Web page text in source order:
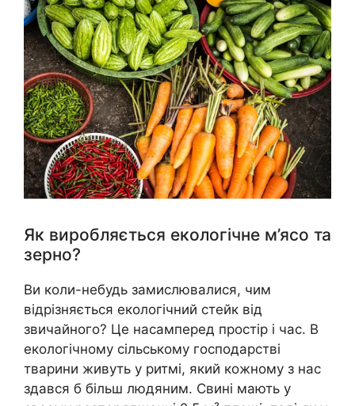
Як виробляється екологічне м’ясо та
зерно?
Ви коли-небудь замислювалися, чим
відрізняється екологічний стейк від
звичайного? Це насамперед простір і час. В
екологічному сільському господарстві
тварини живуть у ритмі, який кожному з нас
здався б більш людяним. Свині мають у